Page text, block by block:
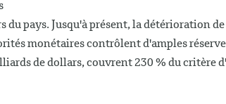
du pays. Jusqu'à présent, la détérioration
monétaires contrôlent d'amples
de dollars, couvrent 230 % du critère